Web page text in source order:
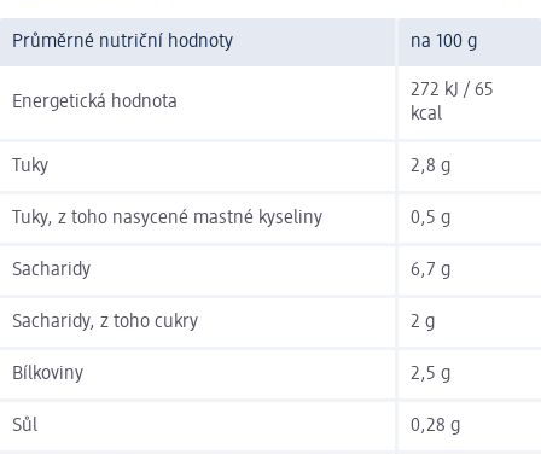
Průměrné nutriční hodnoty na 100 g
Energetická hodnota
272 kJ / 65
kcal
Tuky 2,8 g
Tuky, z toho nasycené mastné kyseliny 0,5 g
Sacharidy 6,7 g
Sacharidy, z toho cukry 2 g
Bílkoviny 2,5 g
Sůl 0,28 g